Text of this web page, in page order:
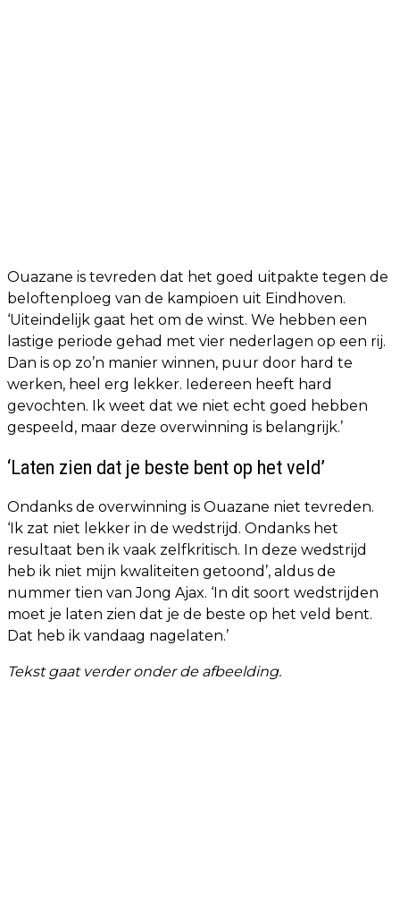
Ouazane is tevreden dat het goed uitpakte tegen de
beloftenploeg van de kampioen uit Eindhoven.
‘Uiteindelijk gaat het om de winst. We hebben een
lastige periode gehad met vier nederlagen op een rij.
Dan is op zo’n manier winnen, puur door hard te
werken, heel erg lekker. Iedereen heeft hard
gevochten. Ik weet dat we niet echt goed hebben
gespeeld, maar deze overwinning is belangrijk.’
‘Laten zien dat je beste bent op het veld’
Ondanks de overwinning is Ouazane niet tevreden.
‘Ik zat niet lekker in de wedstrijd. Ondanks het
resultaat ben ik vaak zelfkritisch. In deze wedstrijd
heb ik niet mijn kwaliteiten getoond’, aldus de
nummer tien van Jong Ajax. ‘In dit soort wedstrijden
moet je laten zien dat je de beste op het veld bent.
Dat heb ik vandaag nagelaten.’
Tekst gaat verder onder de afbeelding.